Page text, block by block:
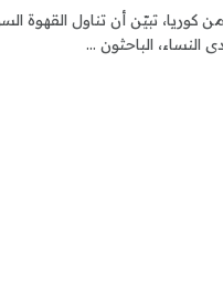
تبيّن أن تناول القهوة
النساء، الباحثون ...